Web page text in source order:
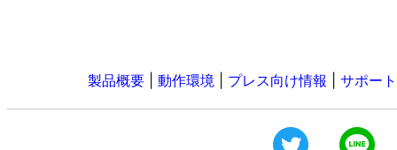
製品概要 動作環境 プレス向け情報 サポート